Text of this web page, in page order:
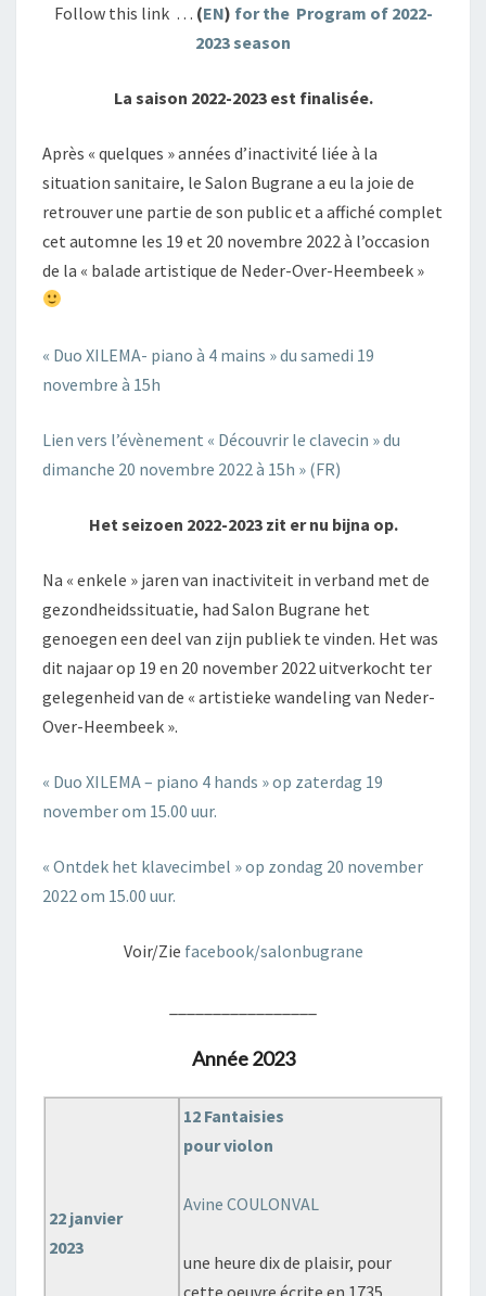
Follow this link … (EN) for the Program of 2022-
2023 season
La saison 2022-2023 est finalisée.
Après « quelques » années d’inactivité liée à la
situation sanitaire, le Salon Bugrane a eu la joie de
retrouver une partie de son public et a affiché complet
cet automne les 19 et 20 novembre 2022 à l’occasion
de la « balade artistique de Neder-Over-Heembeek »
« Duo XILEMA- piano à 4 mains » du samedi 19
novembre à 15h
Lien vers l’évènement « Découvrir le clavecin » du
dimanche 20 novembre 2022 à 15h » (FR)
Het seizoen 2022-2023 zit er nu bijna op.
Na « enkele » jaren van inactiviteit in verband met de
gezondheidssituatie, had Salon Bugrane het
genoegen een deel van zijn publiek te vinden. Het was
dit najaar op 19 en 20 november 2022 uitverkocht ter
gelegenheid van de « artistieke wandeling van Neder-
Over-Heembeek ».
« Duo XILEMA – piano 4 hands » op zaterdag 19
november om 15.00 uur.
« Ontdek het klavecimbel » op zondag 20 november
2022 om 15.00 uur.
Voir/Zie facebook/salonbugrane
Année 2023
22 janvier
2023
12 Fantaisies
pour violon
Avine COULONVAL
une heure dix de plaisir, pour
cette oeuvre écrite en 1735